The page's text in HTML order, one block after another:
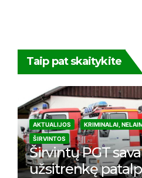
Taip pat skaitykite
AKTUALIJOS KRIMINALAI,
ŠIRVINTOS
Širvintų PGT
užsitrenkę